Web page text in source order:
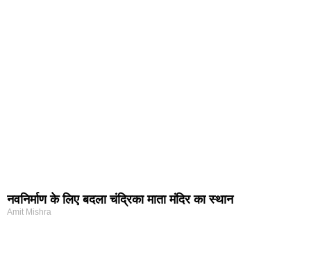
नवनिर्माण के लिए बदला चंद्रिका माता मंदिर का स्थान
Amit Mishra